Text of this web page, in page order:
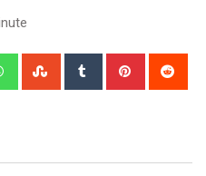
WhatsappStumbleUpon
Tumblr Pinterest